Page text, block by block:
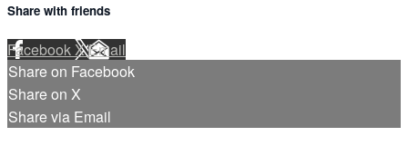
Share with friends
FacebookXEmail
Share on Facebook
Share on X
Share via Email